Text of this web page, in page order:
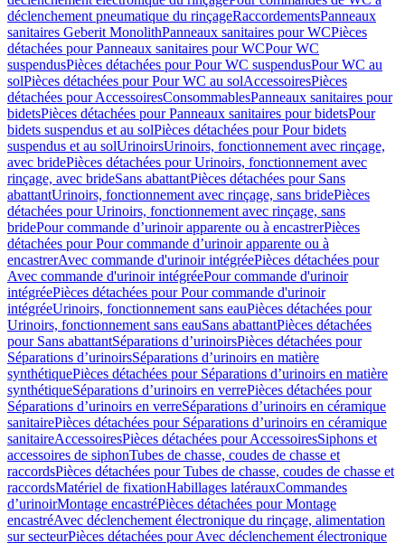
déclenchement pneumatique du rinçageRaccordementsPanneaux
sanitaires Geberit MonolithPanneaux sanitaires pour WCPièces
détachées pour Panneaux sanitaires pour WCPour WC
suspendusPièces détachées pour Pour WC suspendusPour WC au
solPièces détachées pour Pour WC au solAccessoiresPièces
détachées pour AccessoiresConsommablesPanneaux sanitaires pour
bidetsPièces détachées pour Panneaux sanitaires pour bidetsPour
bidets suspendus et au solPièces détachées pour Pour bidets
suspendus et au solUrinoirsUrinoirs, fonctionnement avec rinçage,
avec bridePièces détachées pour Urinoirs, fonctionnement avec
rinçage, avec brideSans abattantPièces détachées pour Sans
abattantUrinoirs, fonctionnement avec rinçage, sans bridePièces
détachées pour Urinoirs, fonctionnement avec rinçage, sans
bridePour commande d’urinoir apparente ou à encastrerPièces
détachées pour Pour commande d’urinoir apparente ou à
encastrerAvec commande d'urinoir intégréePièces détachées pour
Avec commande d'urinoir intégréePour commande d'urinoir
intégréePièces détachées pour Pour commande d'urinoir
intégréeUrinoirs, fonctionnement sans eauPièces détachées pour
Urinoirs, fonctionnement sans eauSans abattantPièces détachées
pour Sans abattantSéparations d’urinoirsPièces détachées pour
Séparations d’urinoirsSéparations d’urinoirs en matière
synthétiquePièces détachées pour Séparations d’urinoirs en matière
synthétiqueSéparations d’urinoirs en verrePièces détachées pour
Séparations d’urinoirs en verreSéparations d’urinoirs en céramique
sanitairePièces détachées pour Séparations d’urinoirs en céramique
sanitaireAccessoiresPièces détachées pour AccessoiresSiphons et
accessoires de siphonTubes de chasse, coudes de chasse et
raccordsPièces détachées pour Tubes de chasse, coudes de chasse et
raccordsMatériel de fixationHabillages latérauxCommandes
dʼurinoirMontage encastréPièces détachées pour Montage
encastréAvec déclenchement électronique du rinçage, alimentation
sur secteurPièces détachées pour Avec déclenchement électronique